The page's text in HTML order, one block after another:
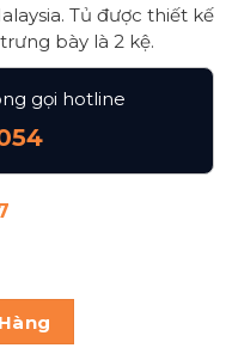
Tủ được thiết kế
bày là 2 kệ.
gọi hotline
Hdw-15ss-2 số lượng